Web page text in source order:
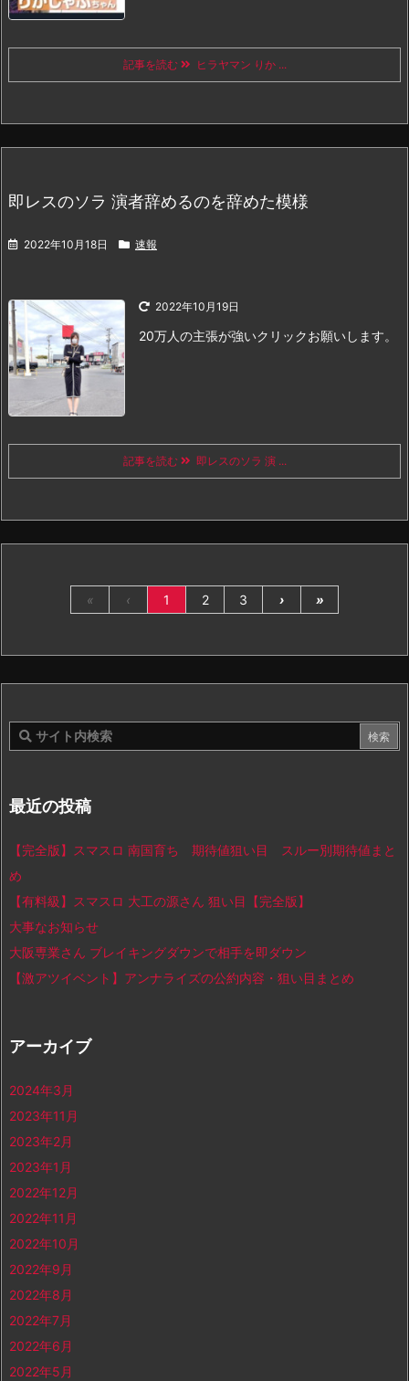
記事を読む ヒラヤマン りか ...
即レスのソラ 演者辞めるのを辞めた模様
2022年10月18日 速報
2022年10月19日
20万人の主張が強いクリックお願いします。
記事を読む 即レスのソラ 演 ...
« ‹ 1 2 3 › »
最近の投稿
【完全版】スマスロ 南国育ち 期待値狙い目 スルー別期待値まと
め
【有料級】スマスロ 大工の源さん 狙い目【完全版】
大事なお知らせ
大阪専業さん ブレイキングダウンで相手を即ダウン
【激アツイベント】アンナライズの公約内容・狙い目まとめ
アーカイブ
2024年3月
2023年11月
2023年2月
2023年1月
2022年12月
2022年11月
2022年10月
2022年9月
2022年8月
2022年7月
2022年6月
2022年5月